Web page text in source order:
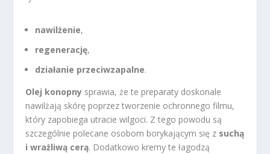
nawilżenie,
regenerację,
działanie przeciwzapalne.
Olej konopny sprawia, że te preparaty doskonale
nawilżają skórę poprzez tworzenie ochronnego filmu,
który zapobiega utracie wilgoci. Z tego powodu są
szczególnie polecane osobom borykającym się z suchą
i wrażliwą cerą. Dodatkowo kremy te łagodzą